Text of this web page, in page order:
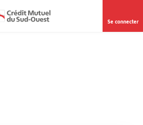
Se connecter